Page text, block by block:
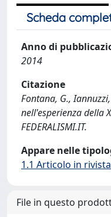
Scheda
Anno di
2014
Citazione
Fontana, G.,
nell'esperienza della
FEDERALISMI.IT.
Appare nelle
1.1 Articolo in rivista
File in questo